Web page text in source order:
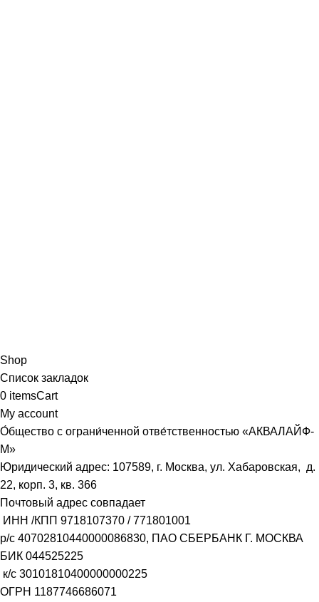
Shop
Список закладок
0 itemsCart
My account
О́бщество с ограни́ченной отве́тственностью «АКВАЛАЙФ-
М»
Юридический адрес: 107589, г. Москва, ул. Хабаровская, д.
22, корп. 3, кв. 366
Почтовый адрес совпадает
ИНН /КПП 9718107370 /771801001
р/с 40702810440000086830, ПАО СБЕРБАНК Г. МОСКВА
БИК 044525225
к/с 30101810400000000225
ОГРН 1187746686071